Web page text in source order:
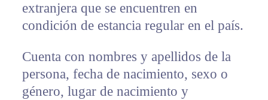
extranjera que se encuentren en
condición de estancia regular en el país.
Cuenta con nombres y apellidos de la
persona, fecha de nacimiento, sexo o
género, lugar de nacimiento y